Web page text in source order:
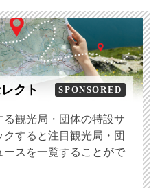
クト SPONSORED
る観光局・団体の特設サ
すると注目観光局・団
スを一覧することがで